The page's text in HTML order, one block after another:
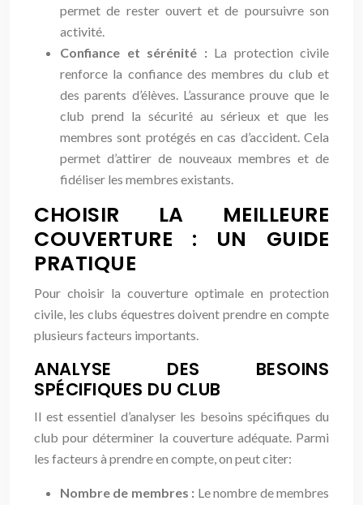
permet de rester ouvert et de poursuivre son
activité.
Confiance et sérénité : La protection civile
renforce la confiance des membres du club et
des parents d’élèves. L’assurance prouve que le
club prend la sécurité au sérieux et que les
membres sont protégés en cas d’accident. Cela
permet d’attirer de nouveaux membres et de
fidéliser les membres existants.
CHOISIR LA MEILLEURE
COUVERTURE : UN GUIDE
PRATIQUE
Pour choisir la couverture optimale en protection
civile, les clubs équestres doivent prendre en compte
plusieurs facteurs importants.
ANALYSE DES BESOINS
SPÉCIFIQUES DU CLUB
Il est essentiel d’analyser les besoins spécifiques du
club pour déterminer la couverture adéquate. Parmi
les facteurs à prendre en compte, on peut citer:
Nombre de membres : Le nombre de membres